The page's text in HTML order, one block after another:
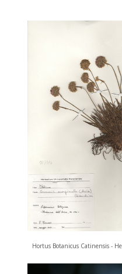
Hortus Botanicus Catinensis -